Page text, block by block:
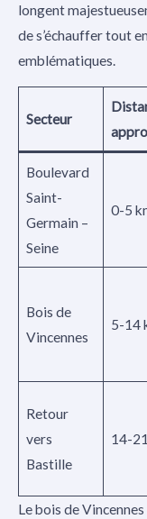
longent
de s’échauffer tout
emblématiques.
Secteur
Boulevard
Saint-
Germain –
Seine
0-5
Bois de
Vincennes
5-14
Retour
vers
Bastille
14-
Le bois de